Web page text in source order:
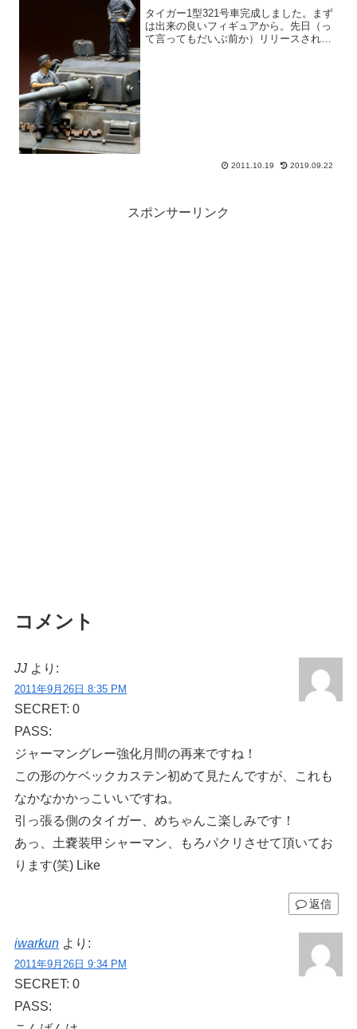
タイガー1型321号車完成しました。まず
は出来の良いフィギュアから。先日（っ
て言ってもだいぶ前か）リリースされた
2011.10.19 2019.09.22
スポンサーリンク
コメント
JJ より:
2011年9月26日 8:35 PM
SECRET: 0
PASS:
ジャーマングレー強化月間の再来ですね！
この形のケベックカステン初めて見たんですが、これも
なかなかかっこいいですね。
引っ張る側のタイガー、めちゃんこ楽しみです！
あっ、土嚢装甲シャーマン、もろパクリさせて頂いてお
ります(笑) Like
返信
iwarkun より:
2011年9月26日 9:34 PM
SECRET: 0
PASS: